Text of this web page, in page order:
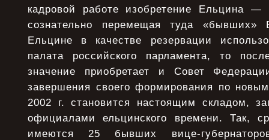
кадровой работе изобретение Ельцина
сознательно перемещая туда
Ельцине в качестве резервации
палата российского парламента, то
значение приобретает и Совет
завершения своего формирования по
2002 г. становится настоящим складом,
официалами ельцинского времени. Так,
имеются 25 бывших вице-